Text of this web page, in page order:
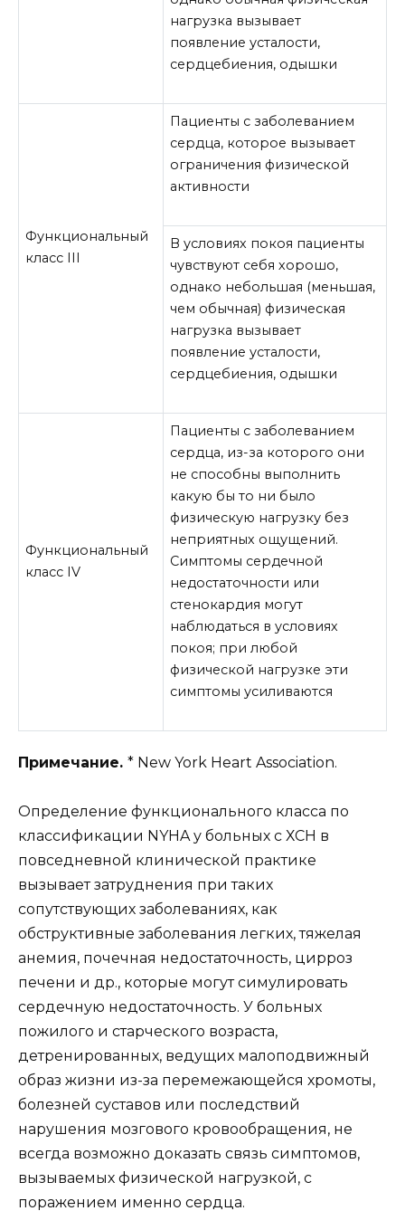
нагрузка вызывает
появление усталости,
сердцебиения, одышки
Функциональный
класс III
Пациенты с заболеванием
сердца, которое вызывает
ограничения физической
активности
В условиях покоя пациенты
чувствуют себя хорошо,
однако небольшая (меньшая,
чем обычная) физическая
нагрузка вызывает
появление усталости,
сердцебиения, одышки
Функциональный
класс IV
Пациенты с заболеванием
сердца, из-за которого они
не способны выполнить
какую бы то ни было
физическую нагрузку без
неприятных ощущений.
Симптомы сердечной
недостаточности или
стенокардия могут
наблюдаться в условиях
покоя; при любой
физической нагрузке эти
симптомы усиливаются
Примечание. * New York Heart Association.
Определение функционального класса по
классификации NYHA у больных с ХСН в
повседневной клинической практике
вызывает затруднения при таких
сопутствующих заболеваниях, как
обструктивные заболевания легких, тяжелая
анемия, почечная недостаточность, цирроз
печени и др., которые могут симулировать
сердечную недостаточность. У больных
пожилого и старческого возраста,
детренированных, ведущих малоподвижный
образ жизни из-за перемежающейся хромоты,
болезней суставов или последствий
нарушения мозгового кровообращения, не
всегда возможно доказать связь симптомов,
вызываемых физической нагрузкой, с
поражением именно сердца.